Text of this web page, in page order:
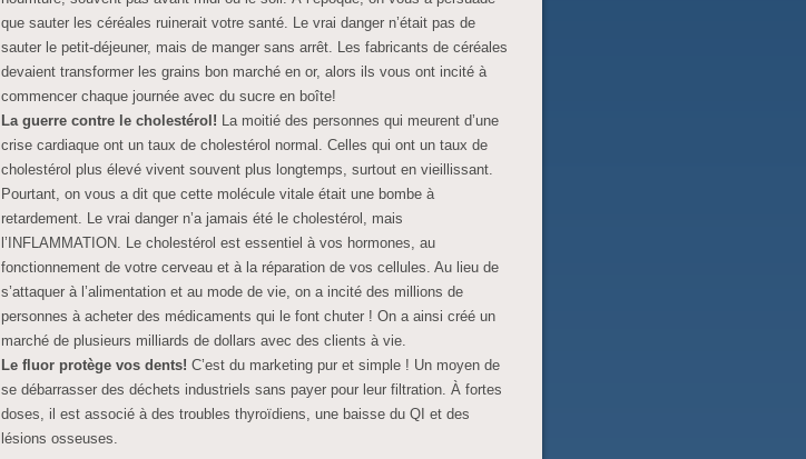
que sauter les céréales ruinerait votre santé. Le vrai danger n’était pas de
sauter le petit-déjeuner, mais de manger sans arrêt. Les fabricants de céréales
devaient transformer les grains bon marché en or, alors ils vous ont incité à
commencer chaque journée avec du sucre en boîte!
La guerre contre le cholestérol! La moitié des personnes qui meurent d’une
crise cardiaque ont un taux de cholestérol normal. Celles qui ont un taux de
cholestérol plus élevé vivent souvent plus longtemps, surtout en vieillissant.
Pourtant, on vous a dit que cette molécule vitale était une bombe à
retardement. Le vrai danger n’a jamais été le cholestérol, mais
l’INFLAMMATION. Le cholestérol est essentiel à vos hormones, au
fonctionnement de votre cerveau et à la réparation de vos cellules. Au lieu de
s’attaquer à l’alimentation et au mode de vie, on a incité des millions de
personnes à acheter des médicaments qui le font chuter ! On a ainsi créé un
marché de plusieurs milliards de dollars avec des clients à vie.
Le fluor protège vos dents! C’est du marketing pur et simple ! Un moyen de
se débarrasser des déchets industriels sans payer pour leur filtration. À fortes
doses, il est associé à des troubles thyroïdiens, une baisse du QI et des
lésions osseuses.